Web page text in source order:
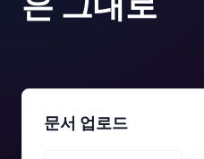
문서 업로드